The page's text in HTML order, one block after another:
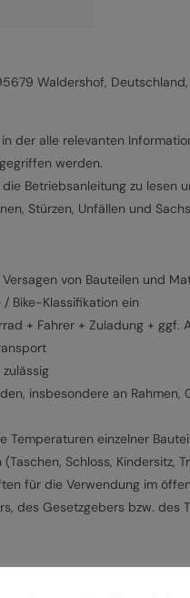
Waldershof,
der alle relevanten
werden.
Betriebsanleitung zu lesen
Stürzen, Unfällen und
von Bauteilen und
Bike-Klassifikation ein
+ Fahrer + Zuladung + ggf.
insbesondere an
einzelner
Schloss, Kindersitz,
für die Verwendung im
des Gesetzgebers bzw. des